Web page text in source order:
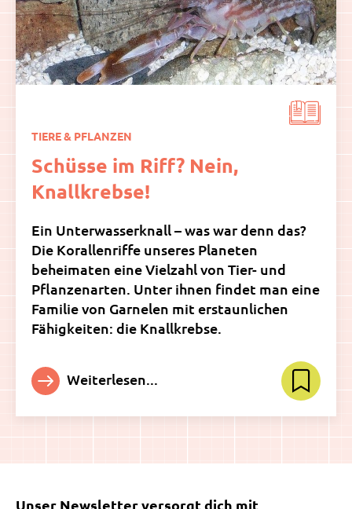
TIERE & PFLANZEN
Schüsse im Riff? Nein,
Knallkrebse!
Ein Unterwasserknall – was war denn das?
Die Korallenriffe unseres Planeten
beheimaten eine Vielzahl von Tier- und
Pflanzenarten. Unter ihnen findet man eine
Familie von Garnelen mit erstaunlichen
Fähigkeiten: die Knallkrebse.
Weiterlesen...
Unser Newsletter versorgt dich mit